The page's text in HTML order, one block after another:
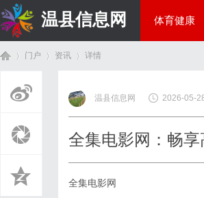
温县信息网 体育健康
门户 资讯
›
详情
温县信息网 2026-05-
全集电影网：畅
全集电影网